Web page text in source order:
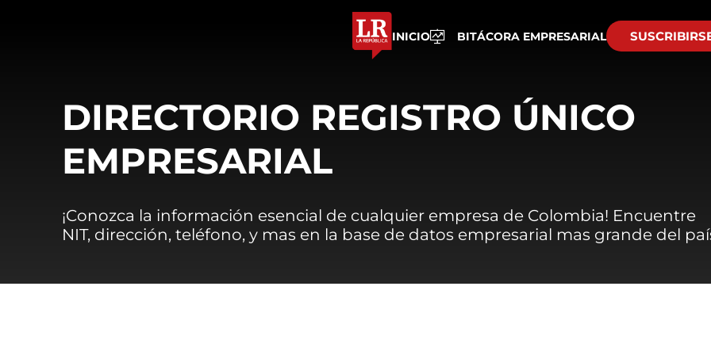
INICIO BITÁCORA EMPRESARIAL
DIRECTORIO REGISTRO ÚNICO
EMPRESARIAL
¡Conozca la información esencial de cualquier empresa de Colombia! Encuentre
NIT, dirección, teléfono, y mas en la base de datos empresarial mas grande del